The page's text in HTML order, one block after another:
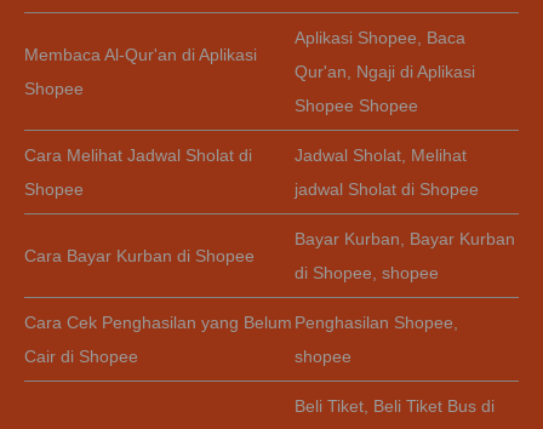
Membaca Al-Qur'an di Aplikasi
Shopee
Aplikasi Shopee, Baca
Qur'an, Ngaji di Aplikasi
Shopee Shopee
Cara Melihat Jadwal Sholat di
Shopee
Jadwal Sholat, Melihat
jadwal Sholat di Shopee
Cara Bayar Kurban di Shopee
Bayar Kurban, Bayar Kurban
di Shopee, shopee
Cara Cek Penghasilan yang Belum
Cair di Shopee
Penghasilan Shopee,
shopee
Beli Tiket, Beli Tiket Bus di